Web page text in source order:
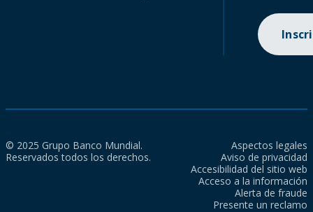
© 2025 Grupo Banco Mundial.
Reservados todos los derechos.
Aspectos legales
Aviso de privacidad
Accesibilidad del sitio web
Acceso a la información
Alerta de fraude
Presente un reclamo